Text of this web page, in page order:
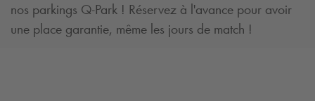
nos parkings Q-Park ! Réservez à l'avance pour avoir
une place garantie, même les jours de match !